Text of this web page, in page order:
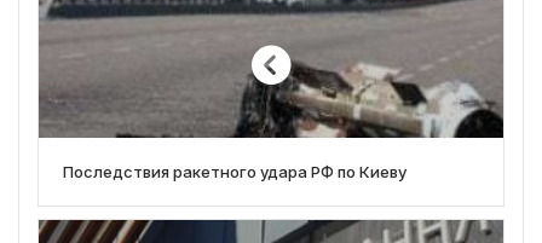
Последствия ракетного удара РФ по Киеву